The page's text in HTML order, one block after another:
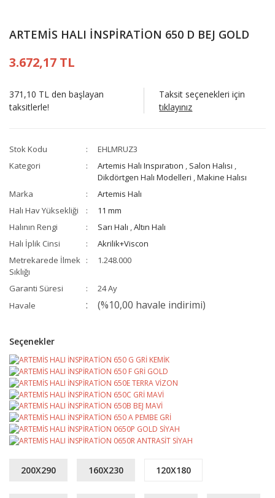
ARTEMİS HALI İNSPİRATİON 650 D BEJ GOLD
3.672,17 TL
371,10 TL den başlayan
taksitlerle!
Taksit seçenekleri için
tıklayınız
Stok Kodu
EHLMRUZ3
Kategori
Artemis Halı Inspıratıon , Salon Halısı ,
Dikdörtgen Halı Modelleri ,Makine Halısı
Marka
Artemis Halı
Halı Hav Yüksekliği
11 mm
Halının Rengi
Sarı Halı ,Altın Halı
Halı İplik Cinsi
Akrilik+Viscon
Metrekarede İlmek
Sıklığı
1.248.000
Garanti Süresi
24 Ay
Havale
(%10,00 havale indirimi)
Seçenekler
200X290 160X230 120X180